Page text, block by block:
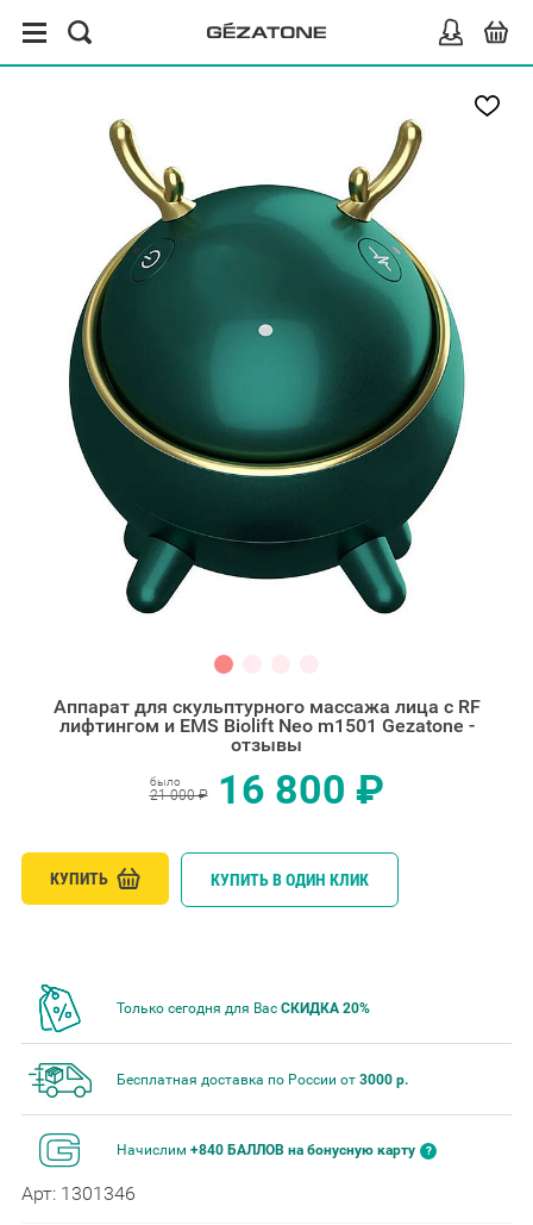
Аппарат для скульптурного массажа лица с RF
лифтингом и EMS Biolift Neo m1501 Gezatone -
отзывы
было
21 000 ₽ 16 800 ₽
КУПИТЬ КУПИТЬ В ОДИН КЛИК
Только сегодня для Вас СКИДКА 20%
Бесплатная доставка по России от 3000 р.
Начислим +840 БАЛЛОВ на бонусную карту
Арт: 1301346